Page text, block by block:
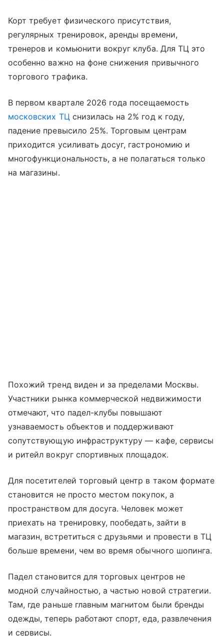
Корт требует физического присутствия,
регулярных тренировок, аренды времени,
тренеров и комьюнити вокруг клуба. Для ТЦ это
особенно важно на фоне снижения привычного
торгового трафика.
В первом квартале 2026 года посещаемость
московских ТЦ снизилась на 2% год к году,
падение превысило 25%. Торговым центрам
приходится усиливать досуг, гастрономию и
многофункциональность, а не полагаться только
на магазины.
Похожий тренд виден и за пределами Москвы.
Участники рынка коммерческой недвижимости
отмечают, что падел-клубы повышают
узнаваемость объектов и поддерживают
сопутствующую инфраструктуру — кафе, сервисы
и ритейл вокруг спортивных площадок.
Для посетителей торговый центр в таком формате
становится не просто местом покупок, а
пространством для досуга. Человек может
приехать на тренировку, пообедать, зайти в
магазин, встретиться с друзьями и провести в ТЦ
больше времени, чем во время обычного шопинга.
Падел становится для торговых центров не
модной случайностью, а частью новой стратегии.
Там, где раньше главным магнитом были бренды
одежды, теперь работают спорт, еда, развлечения
и сервисы.